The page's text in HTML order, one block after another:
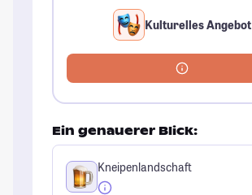
Kulturelles Angebot
Ein genauerer Blick:
Kneipenlandschaft